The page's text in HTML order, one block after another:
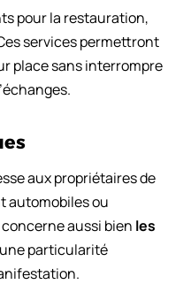
pour la restauration,
services permettront
place sans interrompre
aux propriétaires de
automobiles ou
aussi bien les
particularité